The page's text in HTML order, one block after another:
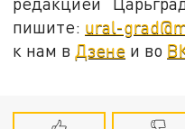
пишите: ural-
к нам в Дзене и во